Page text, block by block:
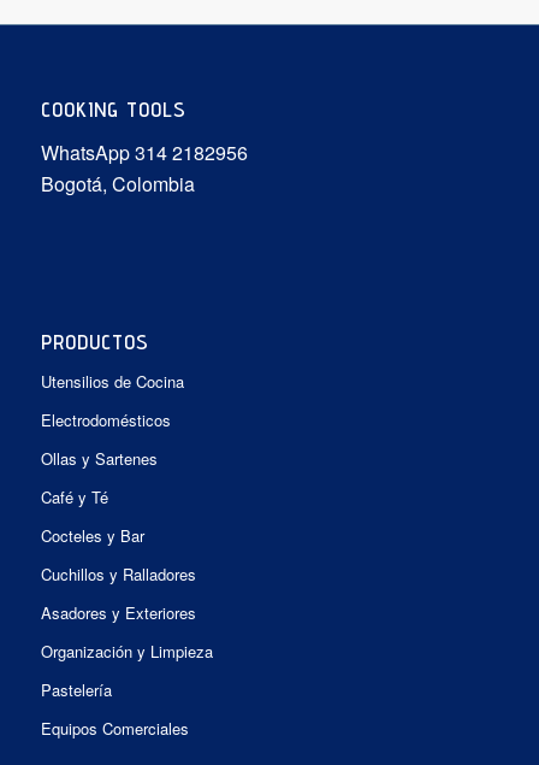
COOKING TOOLS
WhatsApp 314 2182956
Bogotá, Colombia
PRODUCTOS
Utensilios de Cocina
Electrodomésticos
Ollas y Sartenes
Café y Té
Cocteles y Bar
Cuchillos y Ralladores
Asadores y Exteriores
Organización y Limpieza
Pastelería
Equipos Comerciales